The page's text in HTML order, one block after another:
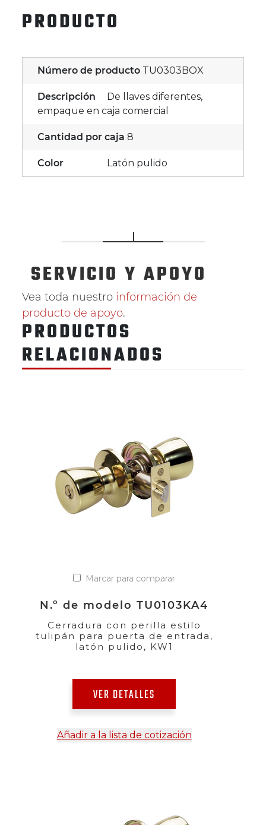
PRODUCTO
Número de producto TU0303BOX
Descripción
De llaves diferentes,
empaque en caja comercial
Cantidad por caja 8
Color Latón pulido
SERVICIO Y APOYO
Vea toda nuestro información de
producto de apoyo.
PRODUCTOS
RELACIONADOS
Marcar para comparar
N.º de modelo TU0103KA4
Cerradura con perilla estilo
tulipán para puerta de entrada,
latón pulido, KW1
VER DETALLES
Añadir a la lista de cotización